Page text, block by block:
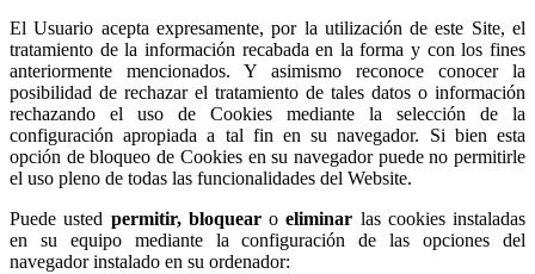
El Usuario acepta expresamente, por la utilización de este Site, el
tratamiento de la información recabada en la forma y con los fines
anteriormente mencionados. Y asimismo reconoce conocer la
posibilidad de rechazar el tratamiento de tales datos o información
rechazando el uso de Cookies mediante la selección de la
configuración apropiada a tal fin en su navegador. Si bien esta
opción de bloqueo de Cookies en su navegador puede no permitirle
el uso pleno de todas las funcionalidades del Website.
Puede usted permitir, bloquearoeliminar las cookies instaladas
en su equipo mediante la configuración de las opciones del
navegador instalado en su ordenador: